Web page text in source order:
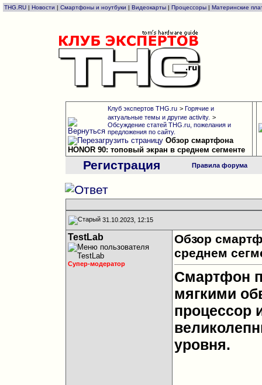
THG.RU | Новости | Смартфоны и ноутбуки | Видеокарты | Процессоры | Материнские
Клуб экспертов THG.ru > Горячие и
актуальные темы и другие activity. >
Обсуждение статей THG.ru, пожелания и
предложения по сайту.
Обзор смартфона
HONOR 90: топовый экран в среднем сегменте
Регистрация Правила форума
31.10.2023, 12:15
TestLab
Супер-модератор
Обзор
среднем
Смартфон
мягкими
процессор
уровня.